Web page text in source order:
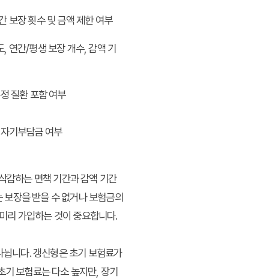
보장 횟수 및 금액 제한 여부
연간/평생 보장 개수, 감액 기
질환 포함 여부
기부담금 여부
감하는 면책 기간과 감액 기간
장을 받을 수 없거나 보험금의
리 가입하는 것이 중요합니다.
니다. 갱신형은 초기 보험료가
보험료는 다소 높지만, 장기